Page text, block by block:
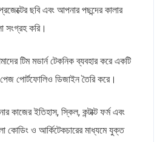
ছবি এবং আপনার পছন্দের কালার
সংগ্রহ করি।
টিম মডার্ন টেকনিক ব্যবহার করে একটি
পোর্টফোলিও ডিজাইন তৈরি করে।
কাজের ইতিহাস, স্কিল, কন্টাক্ট ফর্ম এবং
ও আর্কিটেকচারের মাধ্যমে যুক্ত